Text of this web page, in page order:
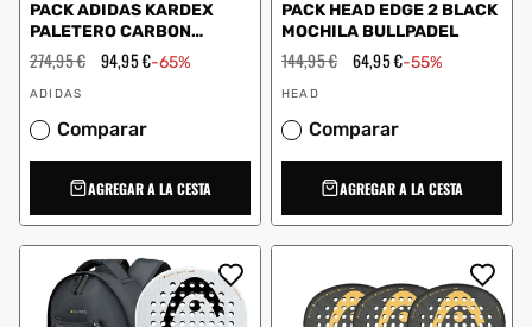
PACK ADIDAS KARDEX
PALETERO CARBON
CONTROL DRY GRIP
Precio
habitual
274,95 € Precio
94,95 €-65%
Proveedor:
ADIDAS
Comparar
AGREGAR A LA CESTA
PACK HEAD EDGE 2 BLACK
MOCHILA BULLPADEL
Precio
habitual
144,95 € Precio
64,95 €-55%
Proveedor:
HEAD
Comparar
AGREGAR A LA CESTA